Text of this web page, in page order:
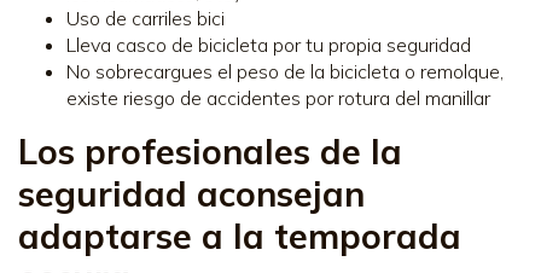
Uso de carriles bici
Lleva casco de bicicleta por tu propia seguridad
No sobrecargues el peso de la bicicleta o remolque,
existe riesgo de accidentes por rotura del manillar
Los profesionales de la
seguridad aconsejan
adaptarse a la temporada